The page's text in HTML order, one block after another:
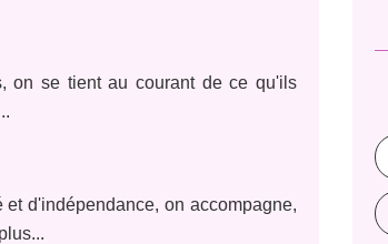
on se tient au courant de ce qu'ils
d'indépendance, on accompagne,